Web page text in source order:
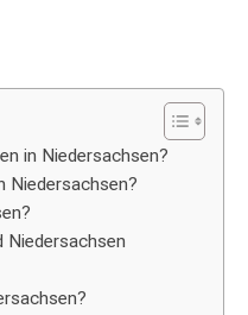
in Niedersachsen?
Niedersachsen?
Niedersachsen